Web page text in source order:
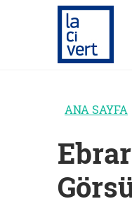
ANA SAYFA